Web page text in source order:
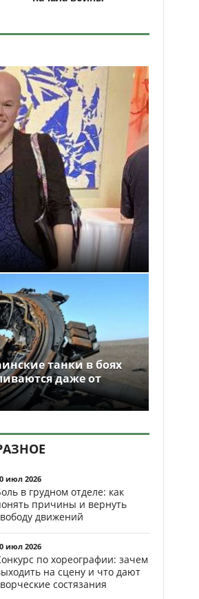
танки в боях
даже от
июл 2026
в грудном отделе: как
причины и вернуть
движений
июл 2026
по хореографии: зачем
на сцену и что дают
состязания